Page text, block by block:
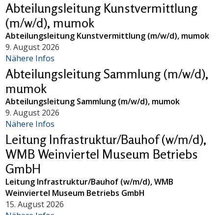
Abteilungsleitung Kunstvermittlung
(m/w/d), mumok
Abteilungsleitung Kunstvermittlung (m/w/d), mumok
9. August 2026
Nähere Infos
Abteilungsleitung Sammlung (m/w/d),
mumok
Abteilungsleitung Sammlung (m/w/d), mumok
9. August 2026
Nähere Infos
Leitung Infrastruktur/Bauhof (w/m/d),
WMB Weinviertel Museum Betriebs
GmbH
Leitung Infrastruktur/Bauhof (w/m/d), WMB
Weinviertel Museum Betriebs GmbH
15. August 2026